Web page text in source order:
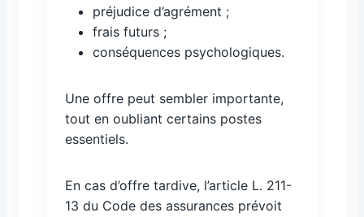
préjudice d’agrément ;
frais futurs ;
conséquences psychologiques.
Une offre peut sembler importante,
tout en oubliant certains postes
essentiels.
En cas d’offre tardive, l’article L. 211-
13 du Code des assurances prévoit